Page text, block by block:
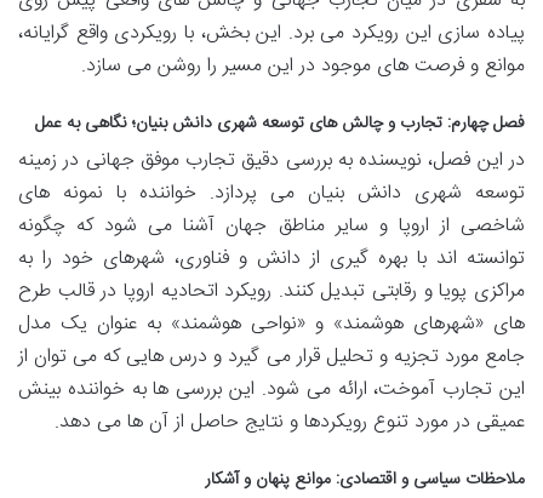
پیاده سازی این رویکرد می برد. این بخش، با رویکردی واقع گرایانه،
موانع و فرصت های موجود در این مسیر را روشن می سازد.
فصل چهارم: تجارب و چالش های توسعه شهری دانش بنیان؛ نگاهی به عمل
در این فصل، نویسنده به بررسی دقیق تجارب موفق جهانی در زمینه
توسعه شهری دانش بنیان می پردازد. خواننده با نمونه های
شاخصی از اروپا و سایر مناطق جهان آشنا می شود که چگونه
توانسته اند با بهره گیری از دانش و فناوری، شهرهای خود را به
مراکزی پویا و رقابتی تبدیل کنند. رویکرد اتحادیه اروپا در قالب طرح
های «شهرهای هوشمند» و «نواحی هوشمند» به عنوان یک مدل
جامع مورد تجزیه و تحلیل قرار می گیرد و درس هایی که می توان از
این تجارب آموخت، ارائه می شود. این بررسی ها به خواننده بینش
عمیقی در مورد تنوع رویکردها و نتایج حاصل از آن ها می دهد.
ملاحظات سیاسی و اقتصادی: موانع پنهان و آشکار